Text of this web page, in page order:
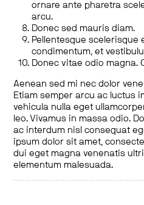
ornare ante pharetra
arcu.
Donec sed mauris diam.
Pellentesque scelerisque
condimentum, et
Donec vitae odio magna.
Aenean sed mi nec dolor
Etiam semper arcu ac luctus
vehicula nulla eget
leo. Vivamus in massa odio.
ac interdum nisl consequat
ipsum dolor sit amet,
dui eget magna venenatis
elementum malesuada.